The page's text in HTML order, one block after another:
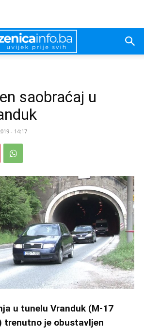
saobraćaj u
- 14:17
u tunelu Vranduk (M-17
trenutno je obustavljen